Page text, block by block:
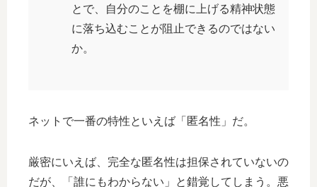
とで、自分のことを棚に上げる精神状態
に落ち込むことが阻止できるのではない
か。
ネットで一番の特性といえば「匿名性」だ。
厳密にいえば、完全な匿名性は担保されていないの
だが、「誰にもわからない」と錯覚してしまう。悪